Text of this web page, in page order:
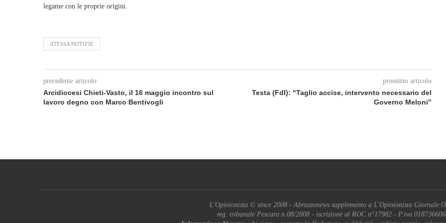
legame con le proprie origini.
ATESSA NOTIZIE
precedente articolo
Arcidiocesi Chieti‑Vasto, il 16 maggio incontro sul
lavoro degno con Marco Bentivogli
prossimo articolo
Testa (FdI): “Taglio accise, intervento necessario del
Governo Meloni”
L'Opinionista © since 2008 - Abruzzonews supplemento a L'Opinionista Giornale
reg. tribunale Pescara n.08/2008 - iscrizione al ROC n°17982 - P.iva